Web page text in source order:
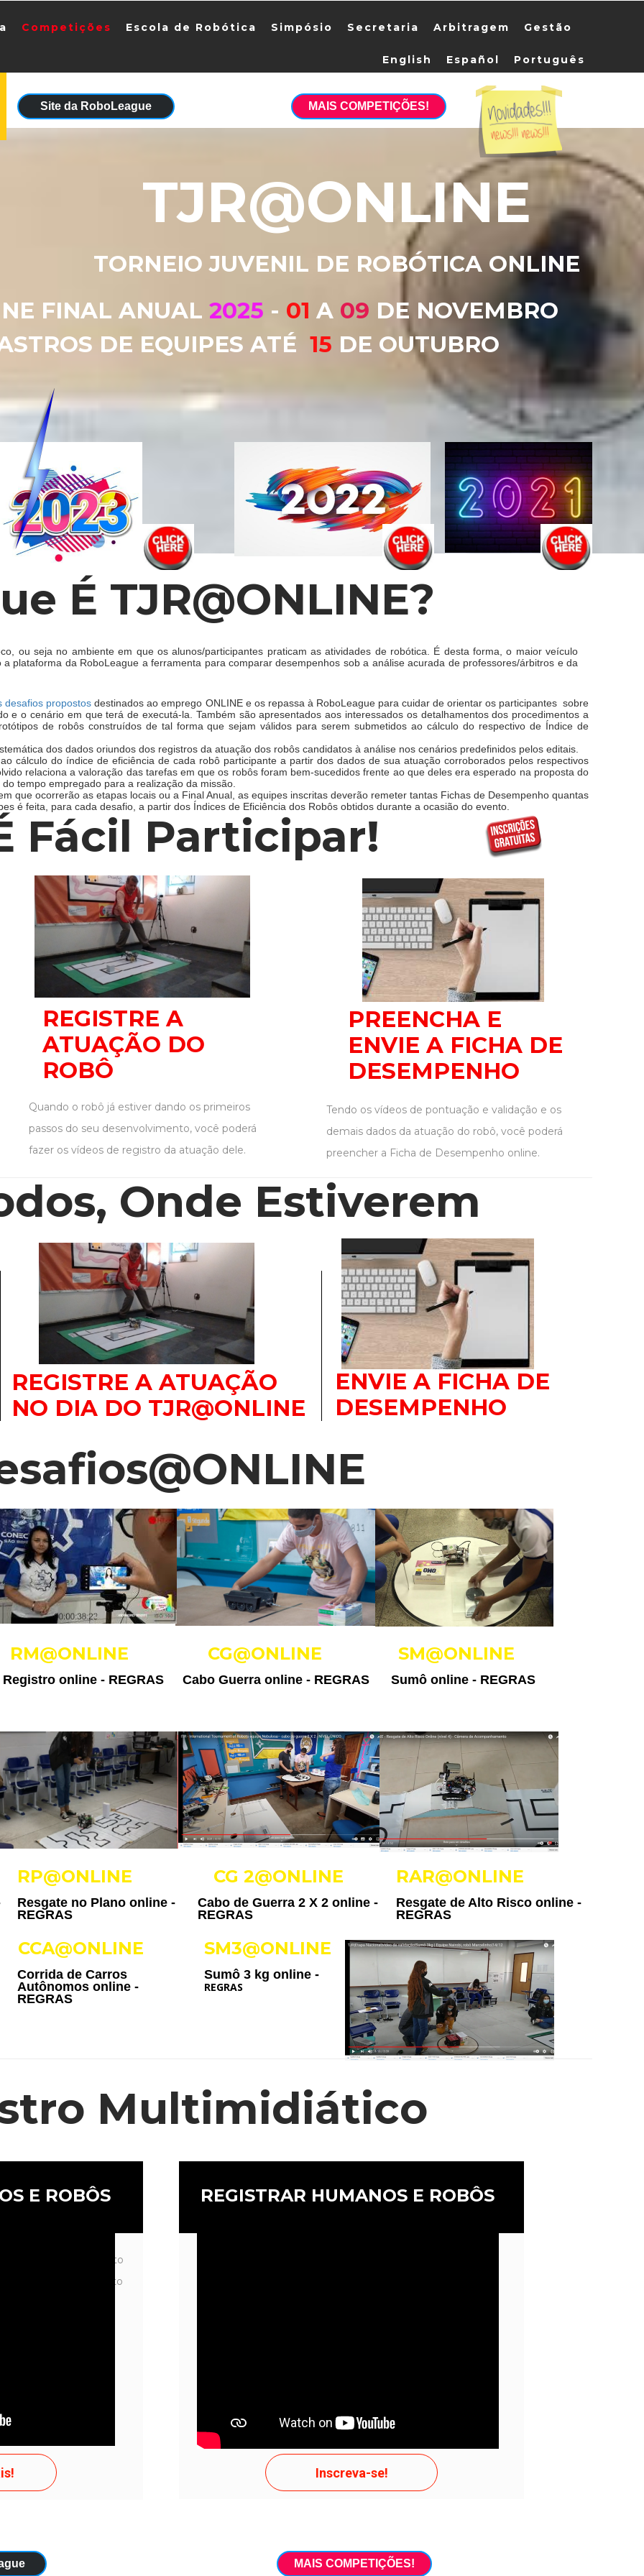
Competições Escola de Robótica Simpósio Secretaria Arbitragem Gestão
Site da RoboLeague MAIS COMPETIÇÕES!
English Español Português
TJR@ONLINE
TORNEIO JUVENIL DE ROBÓTICA ONLINE
É TJR@ONLINE?
ou seja no ambiente em que os alunos/participantes praticam as atividades de robótica. É desta forma, o maior veículo
plataforma da RoboLeague a ferramenta para comparar desempenhos sob a análise acurada de professores/árbitros e da
REGISTRE A
ATUAÇÃO DO
ROBÔ
Quando o robô já estiver dando os primeiros
passos do seu desenvolvimento, você poderá
fazer os vídeos de registro da atuação dele.
PREENCHA E
ENVIE A FICHA DE
DESEMPENHO
Tendo os vídeos de pontuação e validação e os
demais dados da atuação do robô, você poderá
preencher a Ficha de Desempenho online.
Onde Estiverem
RP@ONLINE CG 2@ONLINE RAR@ONLINE
Multimidiático
E ROBÔS REGISTRAR HUMANOS E ROBÔS
1 para template Texto
template Texto curto
Inscreva-se!
desafios propostos destinados ao emprego ONLINE e os repassa à RoboLeague para cuidar de orientar os participantes sobre
e o cenário em que terá de executá-la. Também são apresentados aos interessados os detalhamentos dos procedimentos a
de robôs construídos de tal forma que sejam válidos para serem submetidos ao cálculo do respectivo de Índice de
dos dados oriundos dos registros da atuação dos robôs candidatos à análise nos cenários predefinidos pelos editais.
cálculo do índice de eficiência de cada robô participante a partir dos dados de sua atuação corroborados pelos respectivos
relaciona a valoração das tarefas em que os robôs foram bem-sucedidos frente ao que deles era esperado na proposta do
tempo empregado para a realização da missão.
que ocorrerão as etapas locais ou a Final Anual, as equipes inscritas deverão remeter tantas Fichas de Desempenho quantas
é feita, para cada desafio, a partir dos Índices de Eficiência dos Robôs obtidos durante a ocasião do evento.
Fácil Participar!
RM@ONLINE CG@ONLINE SM@ONLINE
CCA@ONLINE SM3@ONLINE
MAIS COMPETIÇÕES!
Registro online - REGRAS Cabo Guerra online - REGRAS Sumô online - REGRAS
Resgate no Plano online -
REGRAS
Cabo de Guerra 2 X 2 online -
REGRAS
Resgate de Alto Risco online -
REGRAS
Corrida de Carros
Autônomos online -
REGRAS
Sumô 3 kg online -
REGRAS
REGISTRE A ATUAÇÃO
NO DIA DO TJR@ONLINE
ENVIE A FICHA DE
DESEMPENHO
FINAL ANUAL 2025 - 01 A 09 DE NOVEMBRO
DE EQUIPES ATÉ 15 DE OUTUBRO